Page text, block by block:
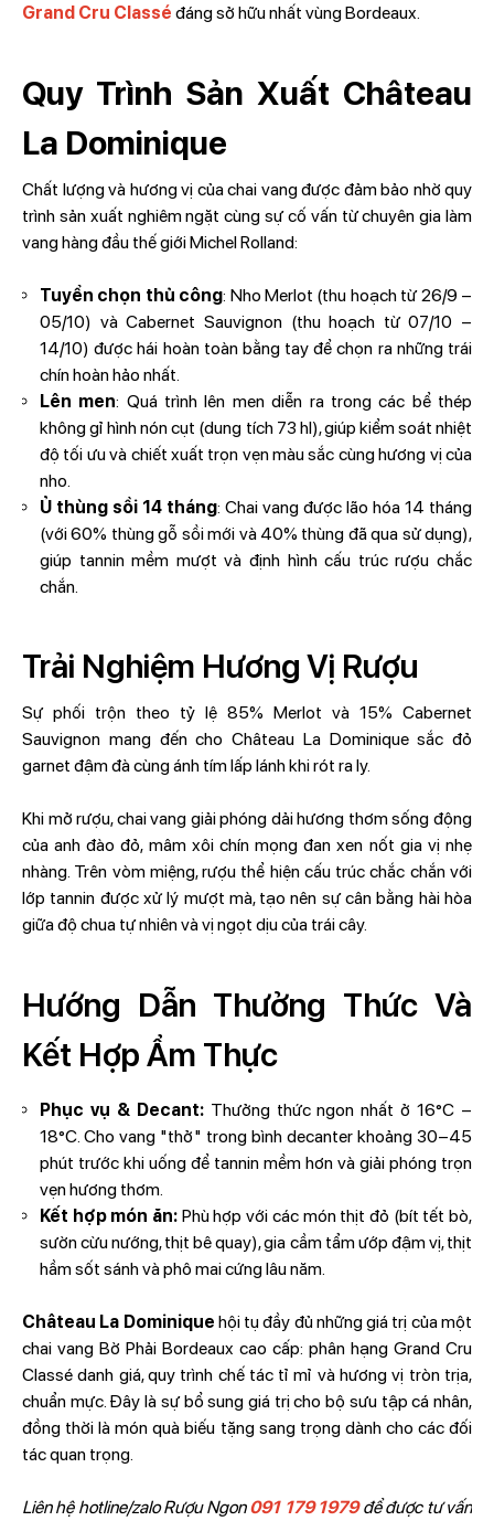
Grand Cru Classé đáng sở hữu nhất vùng Bordeaux.
Quy Trình Sản Xuất Château
La Dominique
Chất lượng và hương vị của chai vang được đảm bảo nhờ quy
trình sản xuất nghiêm ngặt cùng sự cố vấn từ chuyên gia làm
vang hàng đầu thế giới Michel Rolland:
Tuyển chọn thủ công: Nho Merlot (thu hoạch từ 26/9 –
05/10) và Cabernet Sauvignon (thu hoạch từ 07/10 –
14/10) được hái hoàn toàn bằng tay để chọn ra những trái
chín hoàn hảo nhất.
Lên men: Quá trình lên men diễn ra trong các bể thép
không gỉ hình nón cụt (dung tích 73 hl), giúp kiểm soát nhiệt
độ tối ưu và chiết xuất trọn vẹn màu sắc cùng hương vị của
nho.
Ủ thùng sồi 14 tháng: Chai vang được lão hóa 14 tháng
(với 60% thùng gỗ sồi mới và 40% thùng đã qua sử dụng),
giúp tannin mềm mượt và định hình cấu trúc rượu chắc
chắn.
Trải Nghiệm Hương Vị Rượu
Sự phối trộn theo tỷ lệ 85% Merlot và 15% Cabernet
Sauvignon mang đến cho Château La Dominique sắc đỏ
garnet đậm đà cùng ánh tím lấp lánh khi rót ra ly.
Khi mở rượu, chai vang giải phóng dải hương thơm sống động
của anh đào đỏ, mâm xôi chín mọng đan xen nốt gia vị nhẹ
nhàng. Trên vòm miệng, rượu thể hiện cấu trúc chắc chắn với
lớp tannin được xử lý mượt mà, tạo nên sự cân bằng hài hòa
giữa độ chua tự nhiên và vị ngọt dịu của trái cây.
Hướng Dẫn Thưởng Thức Và
Kết Hợp Ẩm Thực
Phục vụ & Decant:Thưởng thức ngon nhất ở 16°C –
18°C. Cho vang "thở" trong bình decanter khoảng 30–45
phút trước khi uống để tannin mềm hơn và giải phóng trọn
vẹn hương thơm.
Kết hợp món ăn: Phù hợp với các món thịt đỏ (bít tết bò,
sườn cừu nướng, thịt bê quay), gia cầm tẩm ướp đậm vị, thịt
hầm sốt sánh và phô mai cứng lâu năm.
Château La Dominique hội tụ đầy đủ những giá trị của một
chai vang Bờ Phải Bordeaux cao cấp: phân hạng Grand Cru
Classé danh giá, quy trình chế tác tỉ mỉ và hương vị tròn trịa,
chuẩn mực. Đây là sự bổ sung giá trị cho bộ sưu tập cá nhân,
đồng thời là món quà biếu tặng sang trọng dành cho các đối
tác quan trọng.
Liên hệ hotline/zalo Rượu Ngon091 179 1979để được tư vấn